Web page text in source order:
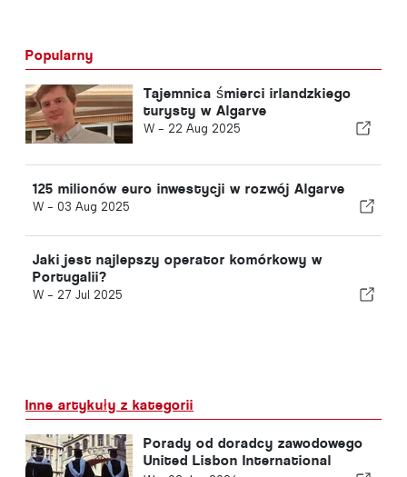
Popularny
Tajemnica śmierci irlandzkiego
turysty w Algarve
W - 22 Aug 2025
125 milionów euro inwestycji w rozwój Algarve
W - 03 Aug 2025
Jaki jest najlepszy operator komórkowy w
Portugalii?
W - 27 Jul 2025
Inne artykuły z kategorii
Porady od doradcy zawodowego
United Lisbon International